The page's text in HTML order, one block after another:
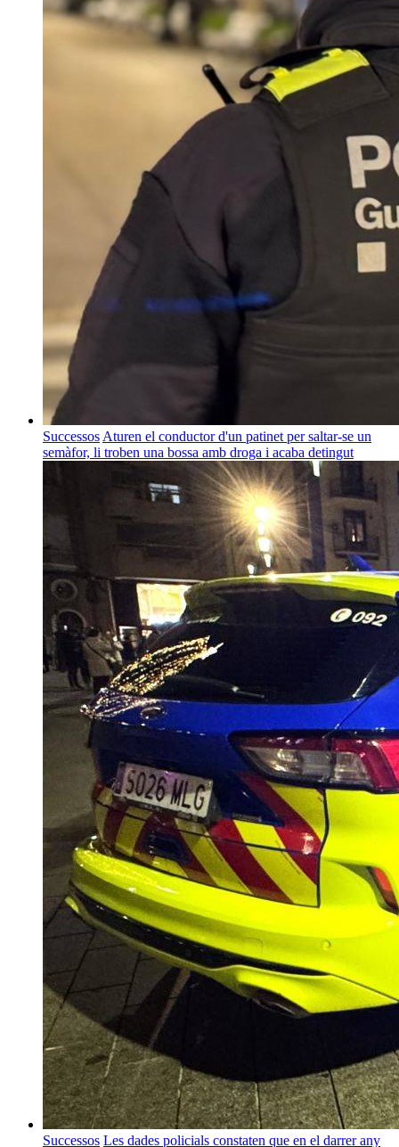
Successos Aturen el conductor d'un patinet per saltar-se un
semàfor, li troben una bossa amb droga i acaba detingut
Successos Les dades policials constaten que en el darrer any